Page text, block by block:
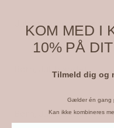
Julestjerner af
,blandet
Jul,blandet
KOM MED I
10% PÅ
Tilmeld dig og
Gælder én gang
Kan ikke kombineres